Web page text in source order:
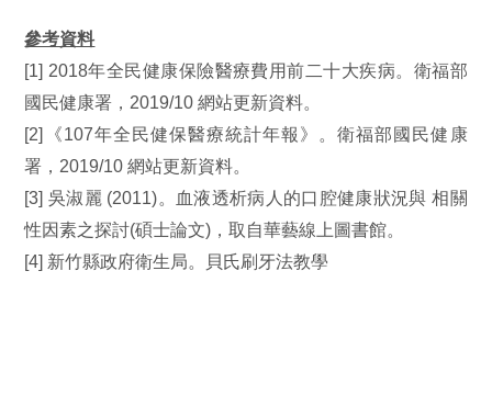
參考資料
[1] 2018年全民健康保險醫療費用前二十大疾病。衛福部
國民健康署，2019/10 網站更新資料。
[2] 《107年全民健保醫療統計年報》
。衛福部國民健康
署，2019/10 網站更新資料。
[3] 吳淑麗 (2011)。血液透析病人的口腔健康狀況與 相關
性因素之探討(碩士論文)，取自華藝線上圖書館。
[4] 新竹縣政府衛生局。 貝氏刷牙法教學